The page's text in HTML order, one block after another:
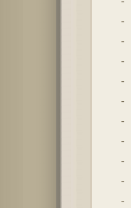
-
-
-
-
-
-
-
-
-
-